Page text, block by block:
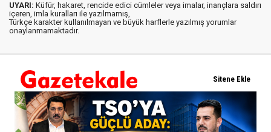
UYARI: Küfür, hakaret, rencide edici cümleler veya imalar, inançlara saldırı
içeren, imla kuralları ile yazılmamış,
Türkçe karakter kullanılmayan ve büyük harflerle yazılmış yorumlar
onaylanmamaktadır.